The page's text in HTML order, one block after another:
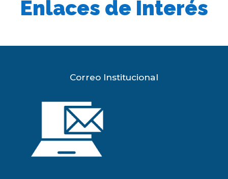
Enlaces de Interés
Correo Institucional